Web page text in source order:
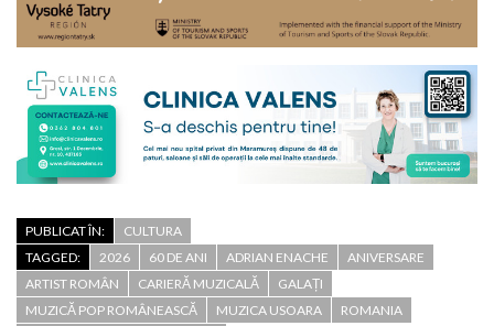
PUBLICAT ÎN:
CULTURA
TAGGED:
2026 60 DE ANI ADRIAN ENACHE
ANIVERSARE
ARTIST ROMÂN
CARIERĂ MUZICALĂ
GALAȚI
MUZICĂ POP ROMÂNEASCĂ
MUZICA USOARA
ROMANIA